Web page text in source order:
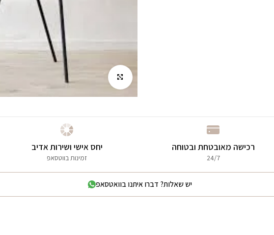
רכישה מאובטחת ובטוחה
24/7
יחס אישי ושירות אדיב
זמינות בווטסאפ
יש שאלות? דברו איתנו בוואטסאפ